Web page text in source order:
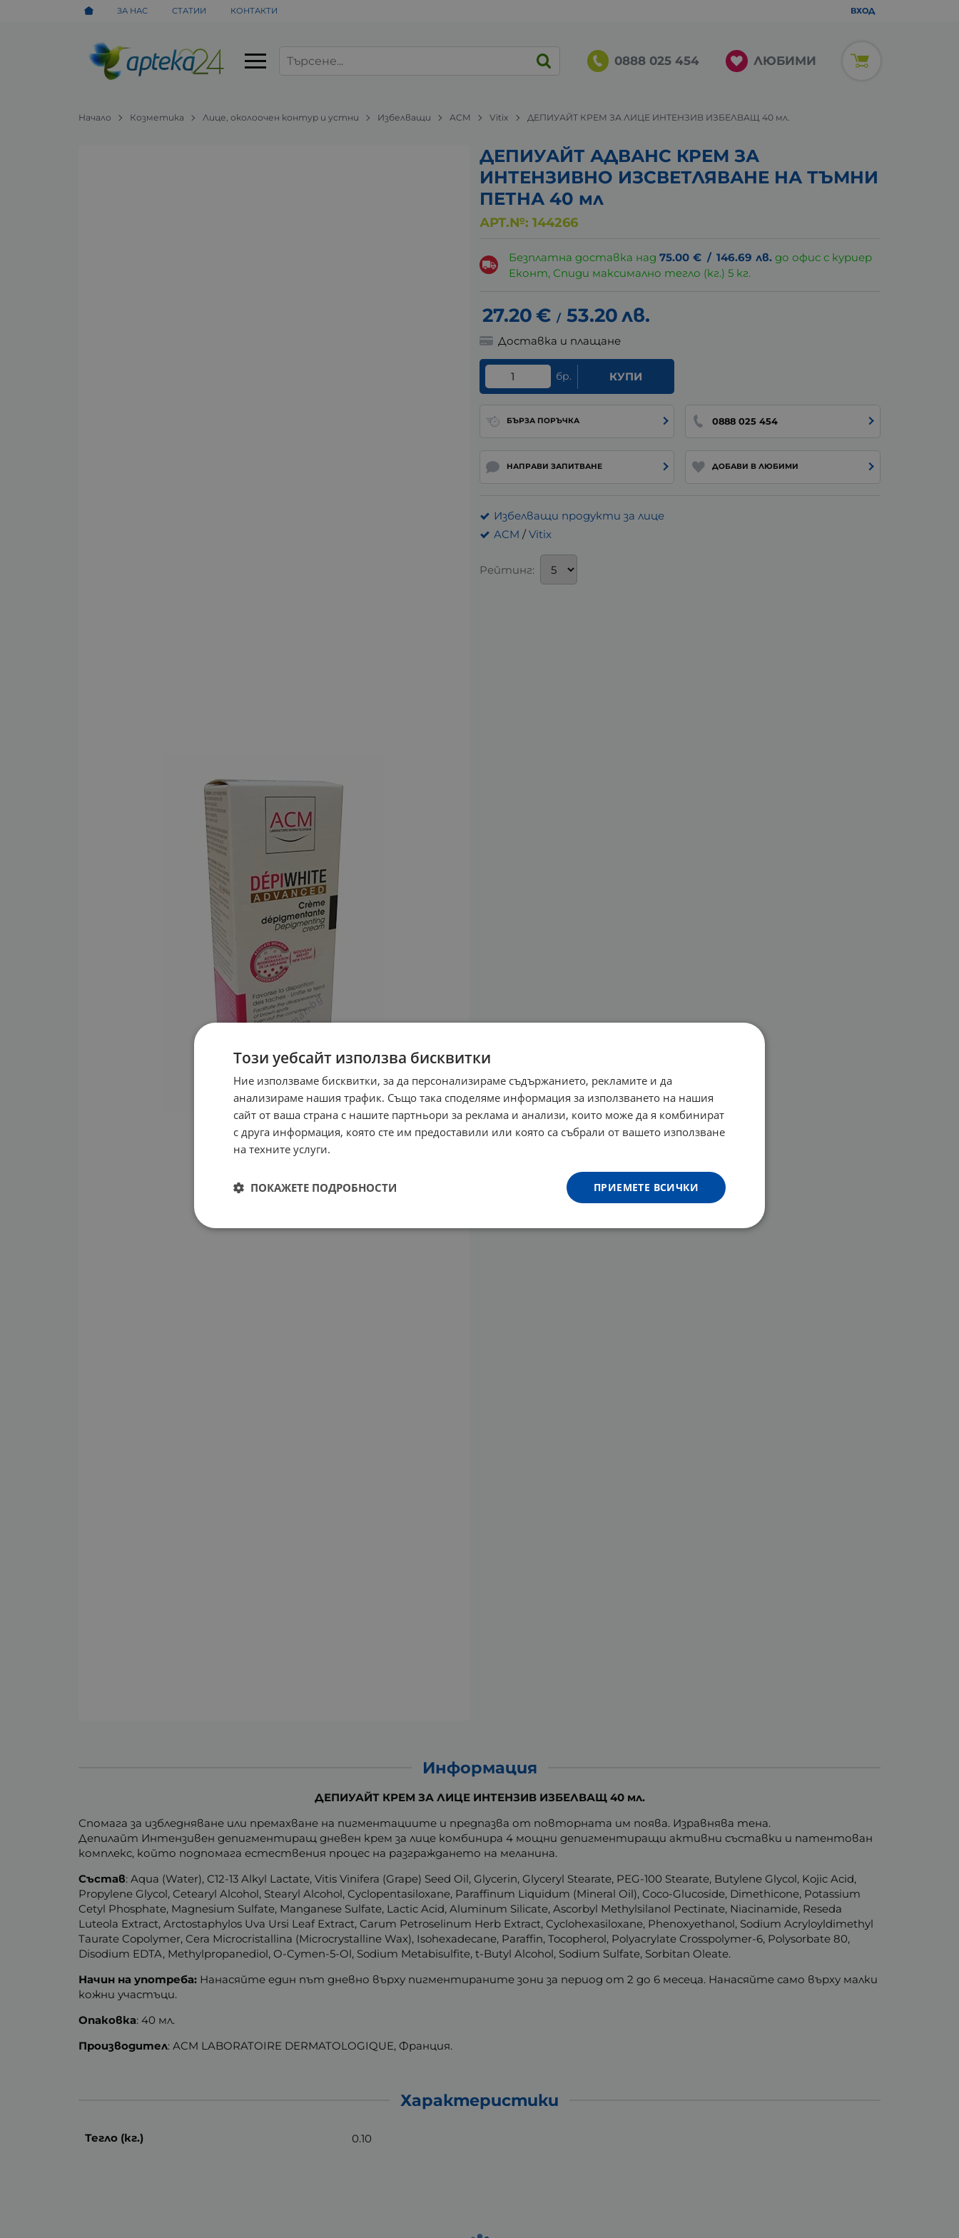
ЗА НАС СТАТИИ КОНТАКТИ ВХОД
0888 025 454 ЛЮБИМИ
Начало Козметика Лице, околоочен контур и устни Избелващи ACM Vitix ДЕПИУАЙТ КРЕМ ЗА ЛИЦЕ ИНТЕНЗИВ ИЗБЕЛВАЩ 40 мл.
ДЕПИУАЙТ АДВАНС КРЕМ ЗА
ИНТЕНЗИВНО ИЗСВЕТЛЯВАНЕ НА ТЪМНИ
ПЕТНА 40 мл
АРТ.№: 144266
Безплатна доставка над75.00 € / 146.69 лв. до офис с куриер
Еконт, Спиди максимално тегло (кг.) 5 кг.
27.20€ / 53.20лв.
Доставка и плащане
бр. КУПИ
БЪРЗА ПОРЪЧКА 0888 025 454
НАПРАВИ ЗАПИТВАНЕ ДОБАВИ В ЛЮБИМИ
Избелващи продукти за лице
ACM / Vitix
Рейтинг:
Информация
ДЕПИУАЙТ КРЕМ ЗА ЛИЦЕ ИНТЕНЗИВ ИЗБЕЛВАЩ 40 мл.
Спомага за избледняване или премахване на пигментациите и предпазва от повторната им поява. Изравнява тена.
Депилайт Интензивен депигментиращ дневен крем за лице комбинира 4 мощни депигментиращи активни съставки и патентован
комплекс, който подпомага естествения процес на разграждането на меланина.
Състав: Aqua (Water), C12-13 Alkyl Lactate, Vitis Vinifera (Grape) Seed Oil, Glycerin, Glyceryl Stearate, PEG-100 Stearate, Butylene Glycol, Kojic Acid,
Propylene Glycol, Cetearyl Alcohol, Stearyl Alcohol, Cyclopentasiloxane, Paraffinum Liquidum (Mineral Oil), Coco-Glucoside, Dimethicone, Potassium
Cetyl Phosphate, Magnesium Sulfate, Manganese Sulfate, Lactic Acid, Aluminum Silicate, Ascorbyl Methylsilanol Pectinate, Niacinamide, Reseda
Luteola Extract, Arctostaphylos Uva Ursi Leaf Extract, Carum Petroselinum Herb Extract, Cyclohexasiloxane, Phenoxyethanol, Sodium Acryloyldimethyl
Taurate Copolymer, Cera Microcristallina (Microcrystalline Wax), Isohexadecane, Paraffin, Tocopherol, Polyacrylate Crosspolymer-6, Polysorbate 80,
Disodium EDTA, Methylpropanediol, O-Cymen-5-Ol, Sodium Metabisulfite, t-Butyl Alcohol, Sodium Sulfate, Sorbitan Oleate.
Начин на употреба: Нанасяйте един път дневно върху пигментираните зони за период от 2 до 6 месеца. Нанасяйте само върху малки
кожни участъци.
Опаковка: 40 мл.
Производител: ACM LABORATOIRE DERMATOLOGIQUE, Франция.
Характеристики
Тегло (кг.) 0.10
Този уебсайт използва бисквитки
Ние използваме бисквитки, за да персонализираме съдържанието, рекламите и да
анализираме нашия трафик. Също така споделяме информация за използването на нашия
сайт от ваша страна с нашите партньори за реклама и анализи, които може да я комбинират
с друга информация, която сте им предоставили или която са събрали от вашето използване
на техните услуги.
ПРИЕМЕТЕ ВСИЧКИ
ПОКАЖЕТЕ ПОДРОБНОСТИ